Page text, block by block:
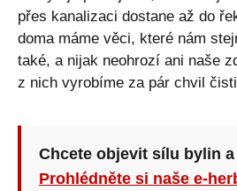
přes kanalizaci dostane až do
doma máme věci, které nám
také, a nijak neohrozí ani naše
z nich vyrobíme za pár chvil
Chcete objevit sílu bylin
Prohlédněte si naše e-